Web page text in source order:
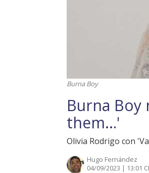
Burna Boy
Burna Boy
them…'
Olivia Rodrigo con
Hugo Fernández
04/09/2023 | 13:01